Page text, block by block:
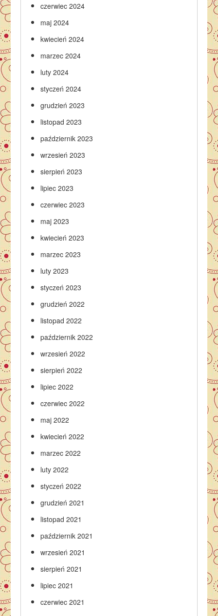
czerwiec 2024
maj 2024
kwiecień 2024
marzec 2024
luty 2024
styczeń 2024
grudzień 2023
listopad 2023
październik 2023
wrzesień 2023
sierpień 2023
lipiec 2023
czerwiec 2023
maj 2023
kwiecień 2023
marzec 2023
luty 2023
styczeń 2023
grudzień 2022
listopad 2022
październik 2022
wrzesień 2022
sierpień 2022
lipiec 2022
czerwiec 2022
maj 2022
kwiecień 2022
marzec 2022
luty 2022
styczeń 2022
grudzień 2021
listopad 2021
październik 2021
wrzesień 2021
sierpień 2021
lipiec 2021
czerwiec 2021